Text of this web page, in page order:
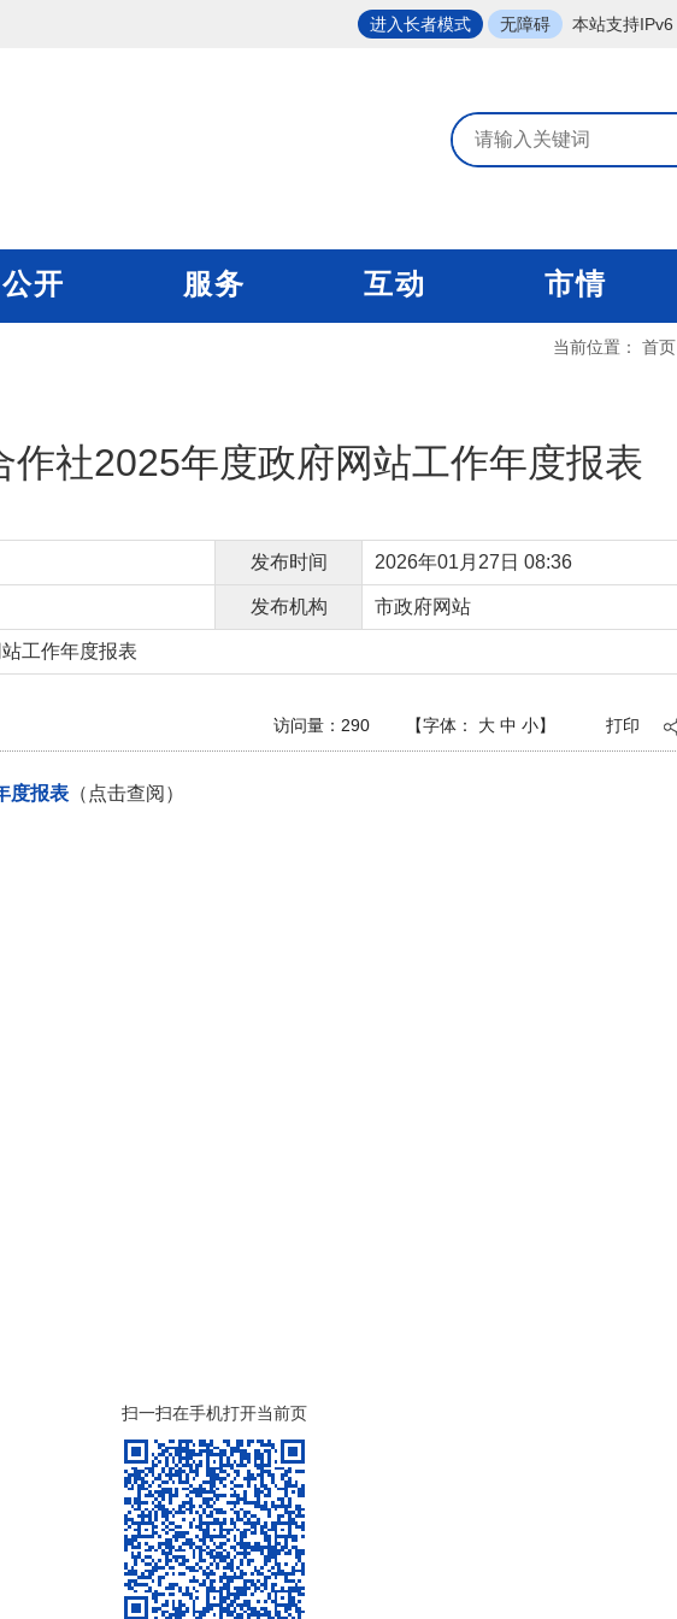
进入长者模式 无障碍 本站支持IPv6
公开 服务 互动 市情
当前位置： 首页
作社2025年度政府网站工作年度报表
发布时间 2026年01月27日 08:36
发布机构 市政府网站
工作年度报表
访问量： 290 【字体： 大 中 小】 打印
度报表 （点击查阅）
扫一扫在手机打开当前页